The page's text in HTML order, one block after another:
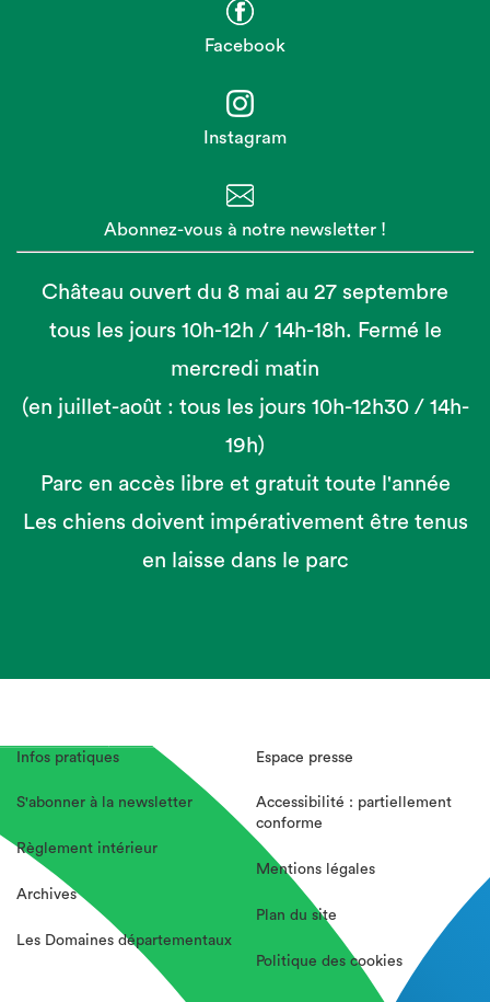
Facebook
Instagram
Abonnez-vous à notre newsletter !
Château ouvert du 8 mai au 27 septembre
tous les jours 10h-12h / 14h-18h. Fermé le
mercredi matin
(en juillet-août : tous les jours 10h-12h30 / 14h-
19h)
Parc en accès libre et gratuit toute l'année
Les chiens doivent impérativement être tenus
en laisse dans le parc
Infos pratiques
S'abonner à la newsletter
Règlement intérieur
Archives
Les Domaines départementaux
Espace presse
Accessibilité : partiellement
conforme
Mentions légales
Plan du site
Politique des cookies